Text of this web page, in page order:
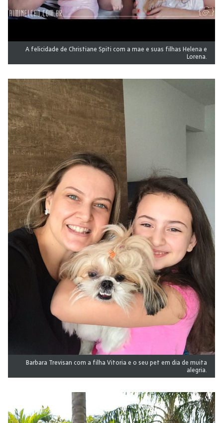
A felicidade de Christiane Spiti com a mae e suas filhas Helena e
Lorena.
Barbara Trevisan com a filha Vitoria e o seu pet em dia de muita
alegria.